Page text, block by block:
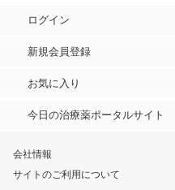
ログイン
新規会員登録
お気に入り
今日の治療薬ポータルサイト
会社情報
サイトのご利用について